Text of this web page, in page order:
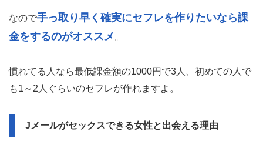
なので手っ取り早く確実にセフレを作りたいなら課
金をするのがオススメ。
慣れてる人なら最低課金額の1000円で3人、初めての人で
も1～2人ぐらいのセフレが作れますよ。
Jメールがセックスできる女性と出会える理由